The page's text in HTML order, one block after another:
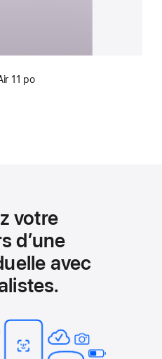
11 po
votre
d’une
avec